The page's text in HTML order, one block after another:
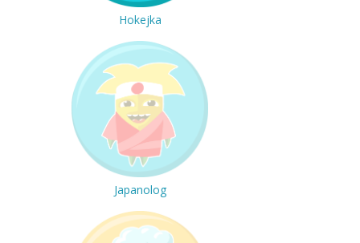
Hokejka
Japanolog